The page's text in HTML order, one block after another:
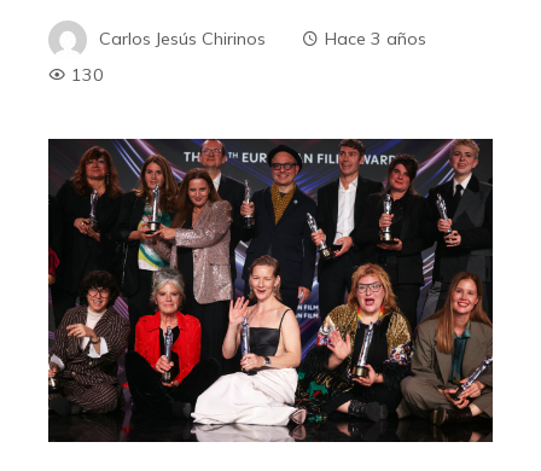
Carlos Jesús Chirinos
Hace 3 años
130